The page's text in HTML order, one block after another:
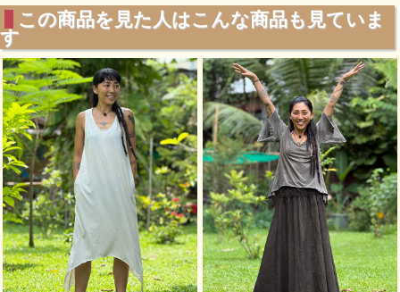
この商品を見た人はこんな商品も見ていま
す